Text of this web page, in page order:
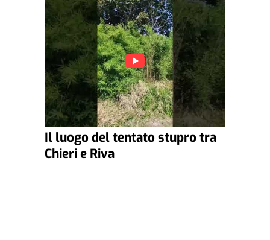
Il luogo del tentato stupro tra
Chieri e Riva